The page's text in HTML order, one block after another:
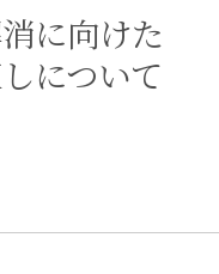
に向けた
について